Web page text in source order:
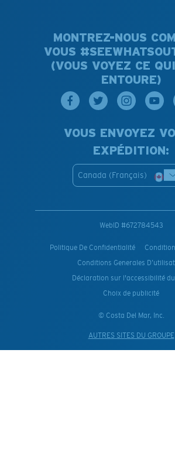
MONTREZ-NOUS
VOUS
(VOUS VOYEZ CE
ENTOURE)
VOUS ENVOYEZ
EXPÉDITION:
Canada (Français)
WebID #672784543
Politique De Confidentialité
Conditions Generales
Déclaration sur l'accessibilité du
Choix de publicité
© Costa Del Mar, Inc.
AUTRES SITES DU GROUPE